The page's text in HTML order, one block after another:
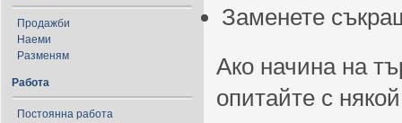
Продажби
Наеми
Разменям
Работа
Постоянна работа
Заменете
Ако начина на
опитайте с